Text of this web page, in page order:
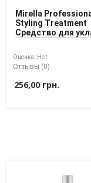
Mirella
Styling Treatment
Средство для
Оценка: Нет
Отзывы (0)
256,00 грн.